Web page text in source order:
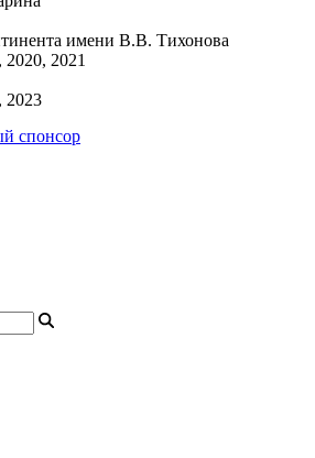
имени В.В. Тихонова
2020, 2021
2023
спонсор